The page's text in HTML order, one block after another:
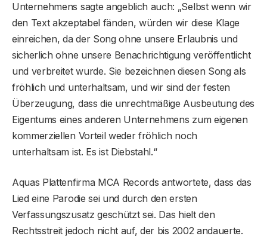
Unternehmens sagte angeblich auch: „Selbst wenn wir
den Text akzeptabel fänden, würden wir diese Klage
einreichen, da der Song ohne unsere Erlaubnis und
sicherlich ohne unsere Benachrichtigung veröffentlicht
und verbreitet wurde. Sie bezeichnen diesen Song als
fröhlich und unterhaltsam, und wir sind der festen
Überzeugung, dass die unrechtmäßige Ausbeutung des
Eigentums eines anderen Unternehmens zum eigenen
kommerziellen Vorteil weder fröhlich noch
unterhaltsam ist. Es ist Diebstahl.“
Aquas Plattenfirma MCA Records antwortete, dass das
Lied eine Parodie sei und durch den ersten
Verfassungszusatz geschützt sei. Das hielt den
Rechtsstreit jedoch nicht auf, der bis 2002 andauerte.